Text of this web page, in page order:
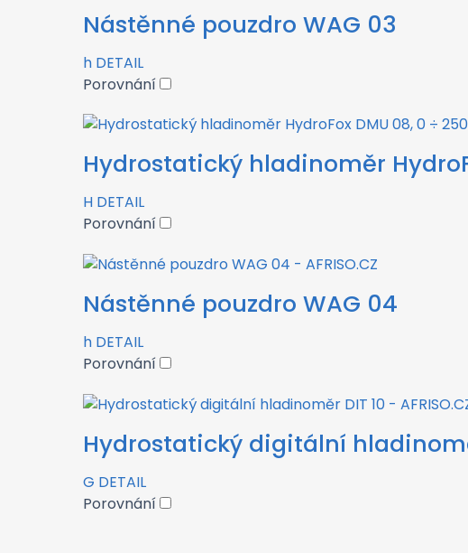
Nástěnné pouzdro WAG 03
h DETAIL
Porovnání
Hydrostatický hladinoměr
H DETAIL
Porovnání
Nástěnné pouzdro WAG 04
h DETAIL
Porovnání
Hydrostatický digitální
G DETAIL
Porovnání